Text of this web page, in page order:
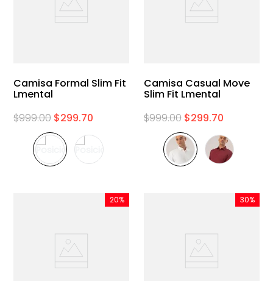
Camisa Formal Slim Fit
Lmental
$999.00 $299.70
Camisa Casual Move
Slim Fit Lmental
$999.00 $299.70
20% 30%